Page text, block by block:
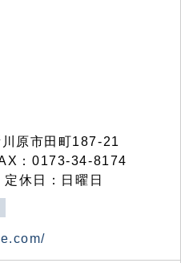
原市田町187-21
：0173-34-8174
休日：日曜日